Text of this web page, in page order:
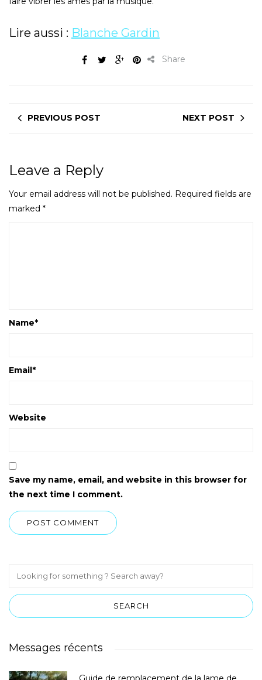
Lire aussi : Blanche Gardin
Share
PREVIOUS POST NEXT POST
Leave a Reply
Your email address will not be published. Required fields are
marked *
Name*
Email*
Website
Save my name, email, and website in this browser for
the next time I comment.
Messages récents